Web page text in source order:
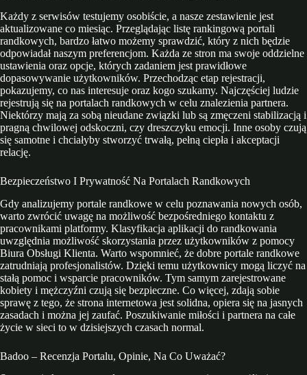
Każdy z serwisów testujemy osobiście, a nasze zestawienie jest
aktualizowane co miesiąc. Przeglądając listę rankingową portali
randkowych, bardzo łatwo możemy sprawdzić, który z nich będzie
odpowiadał naszym preferencjom. Każda ze stron ma swoje oddzielne
ustawienia oraz opcje, których zadaniem jest prawidłowe
dopasowywanie użytkowników. Przechodząc etap rejestracji,
pokazujemy, co nas interesuje oraz kogo szukamy. Najczęściej ludzie
rejestrują się na portalach randkowych w celu znalezienia partnera.
Niektórzy mają za sobą nieudane związki lub są zmęczeni stabilizacją i
pragną chwilowej odskoczni, czy dreszczyku emocji. Inne osoby czują
się samotne i chciałyby stworzyć trwałą, pełną ciepła i akceptacji
relację.
Bezpieczeństwo I Prywatność Na Portalach Randkowych
Gdy analizujemy portale randkowe w celu poznawania nowych osób,
warto zwrócić uwagę na możliwość bezpośredniego kontaktu z
pracownikami platformy. Klasyfikacja aplikacji do randkowania
uwzględnia możliwość skorzystania przez użytkowników z pomocy
Biura Obsługi Klienta. Warto wspomnieć, że dobre portale randkowe
zatrudniają profesjonalistów. Dzięki temu użytkownicy mogą liczyć na
stałą pomoc i wsparcie pracowników. Tym samym zarejestrowane
kobiety i mężczyźni czują się bezpieczne. Co więcej, zdają sobie
sprawę z tego, że strona internetowa jest solidna, opiera się na jasnych
zasadach i można jej zaufać. Poszukiwanie miłości i partnera na całe
życie w sieci to w dzisiejszych czasach normal.
Badoo – Recenzja Portalu, Opinie, Na Co Uważać?